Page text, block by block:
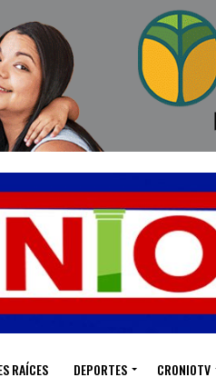
RAÍCES DEPORTES CRONIOTV